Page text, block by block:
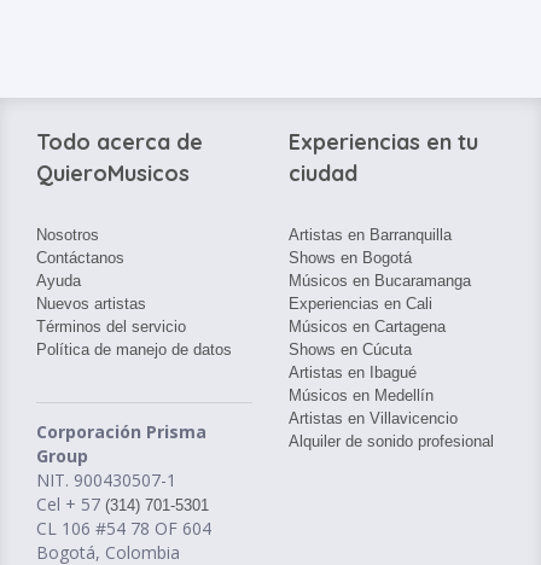
Todo acerca de
QuieroMusicos
Nosotros
Contáctanos
Ayuda
Nuevos artistas
Términos del servicio
Política de manejo de datos
Corporación Prisma
Group
NIT. 900430507-1
Cel + 57 (314) 701-5301
CL 106 #54 78 OF 604
Bogotá, Colombia
Experiencias en tu
ciudad
Artistas en Barranquilla
Shows en Bogotá
Músicos en Bucaramanga
Experiencias en Cali
Músicos en Cartagena
Shows en Cúcuta
Artistas en Ibagué
Músicos en Medellín
Artistas en Villavicencio
Alquiler de sonido profesional